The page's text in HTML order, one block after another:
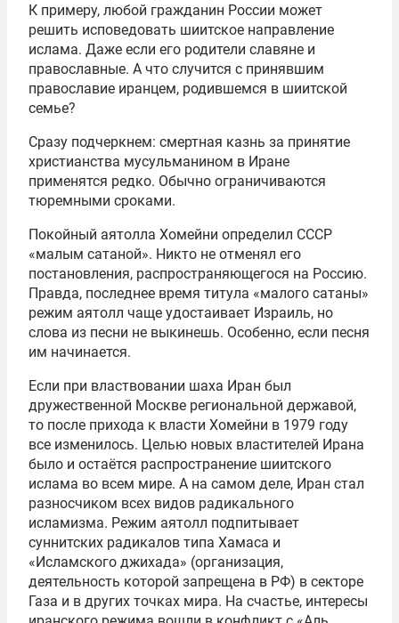
К примеру, любой гражданин России может
решить исповедовать шиитское направление
ислама. Даже если его родители славяне и
православные. А что случится с принявшим
православие иранцем, родившемся в шиитской
семье?
Сразу подчеркнем: смертная казнь за принятие
христианства мусульманином в Иране
применятся редко. Обычно ограничиваются
тюремными сроками.
Покойный аятолла Хомейни определил СССР
«малым сатаной». Никто не отменял его
постановления, распространяющегося на Россию.
Правда, последнее время титула «малого сатаны»
режим аятолл чаще удостаивает Израиль, но
слова из песни не выкинешь. Особенно, если песня
им начинается.
Если при властвовании шаха Иран был
дружественной Москве региональной державой,
то после прихода к власти Хомейни в 1979 году
все изменилось. Целью новых властителей Ирана
было и остаётся распространение шиитского
ислама во всем мире. А на самом деле, Иран стал
разносчиком всех видов радикального
исламизма. Режим аятолл подпитывает
суннитских радикалов типа Хамаса и
«Исламского джихада» (организация,
деятельность которой запрещена в РФ) в секторе
Газа и в других точках мира. На счастье, интересы